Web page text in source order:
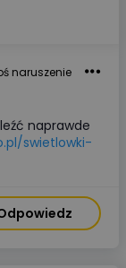
naruszenie
naprawde
swietlowki-